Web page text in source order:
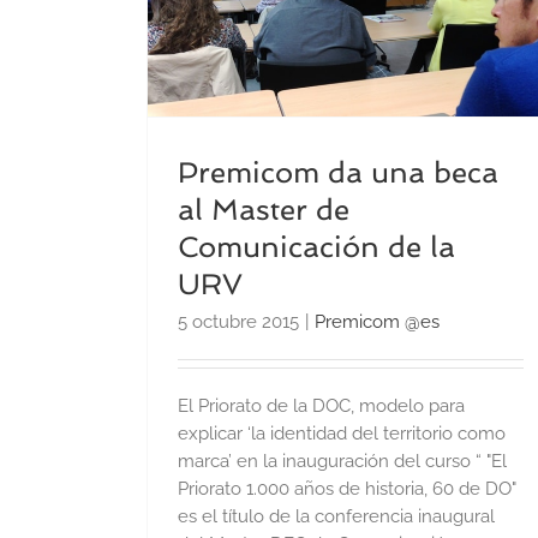
Premicom da una beca
al Master de
Comunicación de la
URV
5 octubre 2015 Premicom @es
El Priorato de la DOC, modelo para
explicar ‘la identidad del territorio como
marca’ en la inauguración del curso “ "El
Priorato 1.000 años de historia, 60 de DO"
es el título de la conferencia inaugural